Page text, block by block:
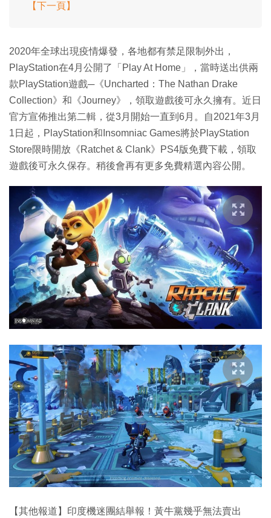
【下一頁】
2020年全球出現疫情爆發，各地都有禁足限制外出，
PlayStation在4月公開了「Play At Home」，當時送出供兩
款PlayStation遊戲─《Uncharted：The Nathan Drake
Collection》和《Journey》，領取遊戲後可永久擁有。近日
官方宣佈推出第二輯，從3月開始一直到6月。自2021年3月
1日起，PlayStation和Insomniac Games將於PlayStation
Store限時開放《Ratchet & Clank》PS4版免費下載，領取
遊戲後可永久保存。稍後會再有更多免費精選內容公開。
【其他報道】印度機迷團結舉報！黃牛黨幾乎無法賣出